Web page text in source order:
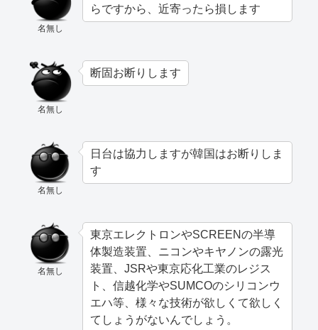
名無し
らですから、近寄ったら損します
名無し
断固お断りします
名無し
日台は協力しますが韓国はお断りしま
す
名無し
東京エレクトロンやSCREENの半導
体製造装置、ニコンやキヤノンの露光
装置、JSRや東京応化工業のレジス
ト、信越化学やSUMCOのシリコンウ
エハ等、様々な技術が欲しくて欲しく
てしょうがないんでしょう。